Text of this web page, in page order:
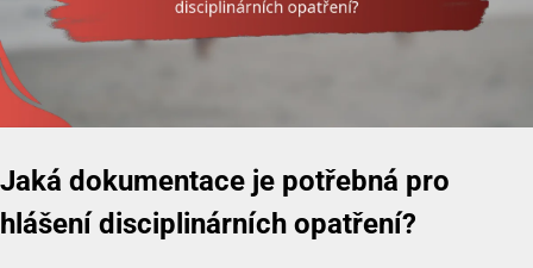
Jaká dokumentace je potřebná pro
hlášení disciplinárních opatření?